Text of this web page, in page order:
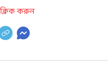
করুন